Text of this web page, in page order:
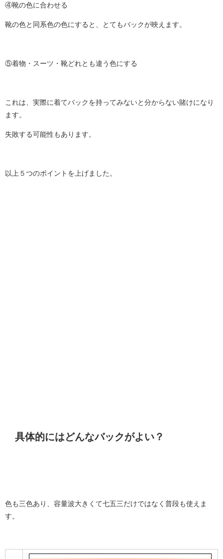
④靴の色に合わせる
靴の色と同系色の色にすると、とてもバックが映えます。
⑤着物・スーツ・靴どれとも違う色にする
これは、実際に着てバックを持ってみないと分からない賭けになり
ます。
失敗する可能性もあります。
以上５つのポイントを上げました。
具体的にはどんなバックがよい？
色も三色あり、容量波大きくて七五三だけではなく普段も使えま
す。